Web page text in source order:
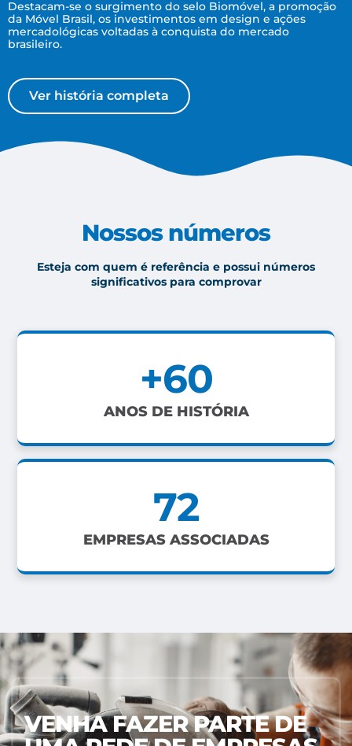
Destacam-se o surgimento do selo Biomóvel, a promoção
da Móvel Brasil, os investimentos em design e ações
mercadológicas voltadas à conquista do mercado
brasileiro.
Ver história completa
Nossos números
Esteja com quem é referência e possui números
significativos para comprovar
ANOS DE HISTÓRIA
+60
EMPRESAS ASSOCIADAS
72
VENHA FAZER PARTE DE